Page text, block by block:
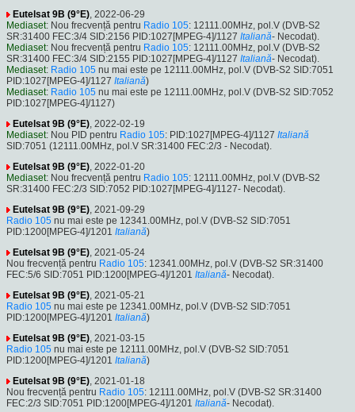
Eutelsat 9B (9°E), 2022-06-29
Mediaset: Nou frecvență pentru Radio 105: 12111.00MHz, pol.V (DVB-S2
SR:31400 FEC:3/4 SID:2156 PID:1027[MPEG-4]/1127 Italiană- Necodat).
Mediaset: Nou frecvență pentru Radio 105: 12111.00MHz, pol.V (DVB-S2
SR:31400 FEC:3/4 SID:2155 PID:1027[MPEG-4]/1127 Italiană- Necodat).
Mediaset: Radio 105 nu mai este pe 12111.00MHz, pol.V (DVB-S2 SID:7051
PID:1027[MPEG-4]/1127 Italiană)
Mediaset: Radio 105 nu mai este pe 12111.00MHz, pol.V (DVB-S2 SID:7052
PID:1027[MPEG-4]/1127)
Eutelsat 9B (9°E), 2022-02-19
Mediaset: Nou PID pentru Radio 105: PID:1027[MPEG-4]/1127 Italiană
SID:7051 (12111.00MHz, pol.V SR:31400 FEC:2/3 - Necodat).
Eutelsat 9B (9°E), 2022-01-20
Mediaset: Nou frecvență pentru Radio 105: 12111.00MHz, pol.V (DVB-S2
SR:31400 FEC:2/3 SID:7052 PID:1027[MPEG-4]/1127- Necodat).
Eutelsat 9B (9°E), 2021-09-29
Radio 105 nu mai este pe 12341.00MHz, pol.V (DVB-S2 SID:7051
PID:1200[MPEG-4]/1201 Italiană)
Eutelsat 9B (9°E), 2021-05-24
Nou frecvență pentru Radio 105: 12341.00MHz, pol.V (DVB-S2 SR:31400
FEC:5/6 SID:7051 PID:1200[MPEG-4]/1201 Italiană- Necodat).
Eutelsat 9B (9°E), 2021-05-21
Radio 105 nu mai este pe 12341.00MHz, pol.V (DVB-S2 SID:7051
PID:1200[MPEG-4]/1201 Italiană)
Eutelsat 9B (9°E), 2021-03-15
Radio 105 nu mai este pe 12111.00MHz, pol.V (DVB-S2 SID:7051
PID:1200[MPEG-4]/1201 Italiană)
Eutelsat 9B (9°E), 2021-01-18
Nou frecvență pentru Radio 105: 12111.00MHz, pol.V (DVB-S2 SR:31400
FEC:2/3 SID:7051 PID:1200[MPEG-4]/1201 Italiană- Necodat).